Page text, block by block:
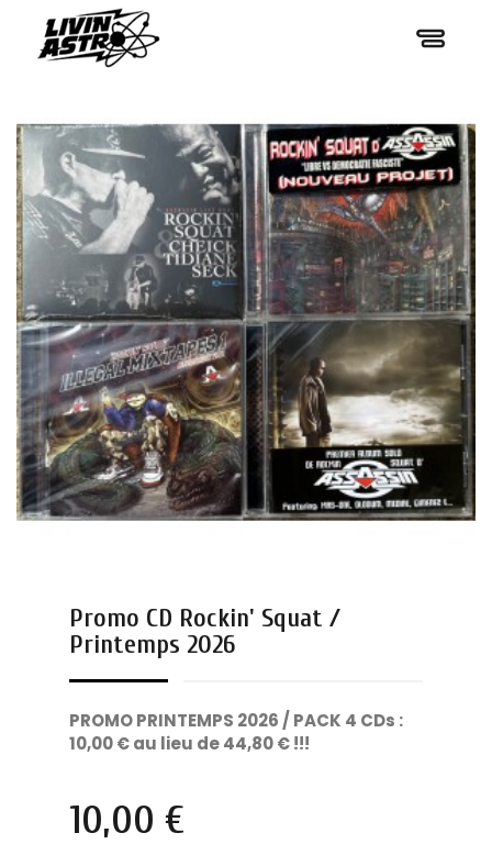
Promo CD Rockin' Squat /
Printemps 2026
PROMO PRINTEMPS 2026 / PACK 4 CDs :
10,00 € au lieu de 44,80 € !!!
10,00 €